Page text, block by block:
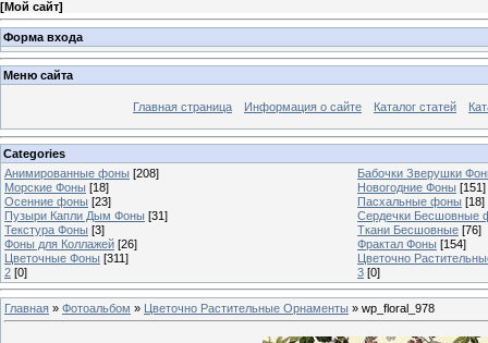
[Мой сайт]
Форма входа
Меню сайта
Главная страница Информация о сайте Каталог статей
Categories
Анимированные фоны [208]
Бабочки Зверушки
Морские Фоны [18] Новогодние Фоны [151]
Осенние фоны [23] Пасхальные фоны [18]
Пузыри Капли Дым Фоны [31]
Сердечки Бесшовные
Текстура Фоны [3] Ткани Бесшовные [76]
Фоны для Коллажей [26] Фрактал Фоны [154]
Цветочные Фоны [311]
Цветочно
2 [0] 3 [0]
Главная » Фотоальбом » Цветочно Растительные Орнаменты » wp_floral_978